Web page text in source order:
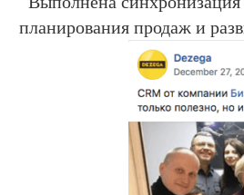
планирования продаж и